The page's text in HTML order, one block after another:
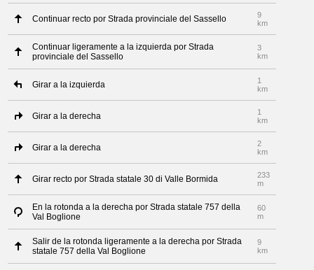
Continuar recto por Strada provinciale del Sassello
9
km
Continuar ligeramente a la izquierda por Strada
provinciale del Sassello
3
km
Girar a la izquierda
1
km
Girar a la derecha
1
km
Girar a la derecha
2
km
Girar recto por Strada statale 30 di Valle Bormida
233
m
En la rotonda a la derecha por Strada statale 757 della
Val Boglione
60
m
Salir de la rotonda ligeramente a la derecha por Strada
statale 757 della Val Boglione
9
km